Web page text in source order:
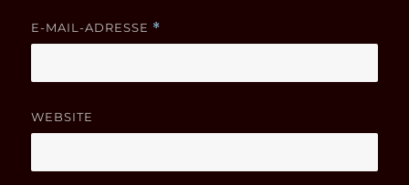
E-MAIL-ADRESSE *
WEBSITE